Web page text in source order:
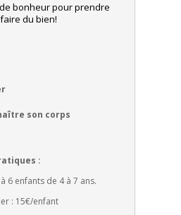
bonheur pour prendre
du bien!
son corps
:
6 enfants de 4 à 7 ans.
: 15€/enfant